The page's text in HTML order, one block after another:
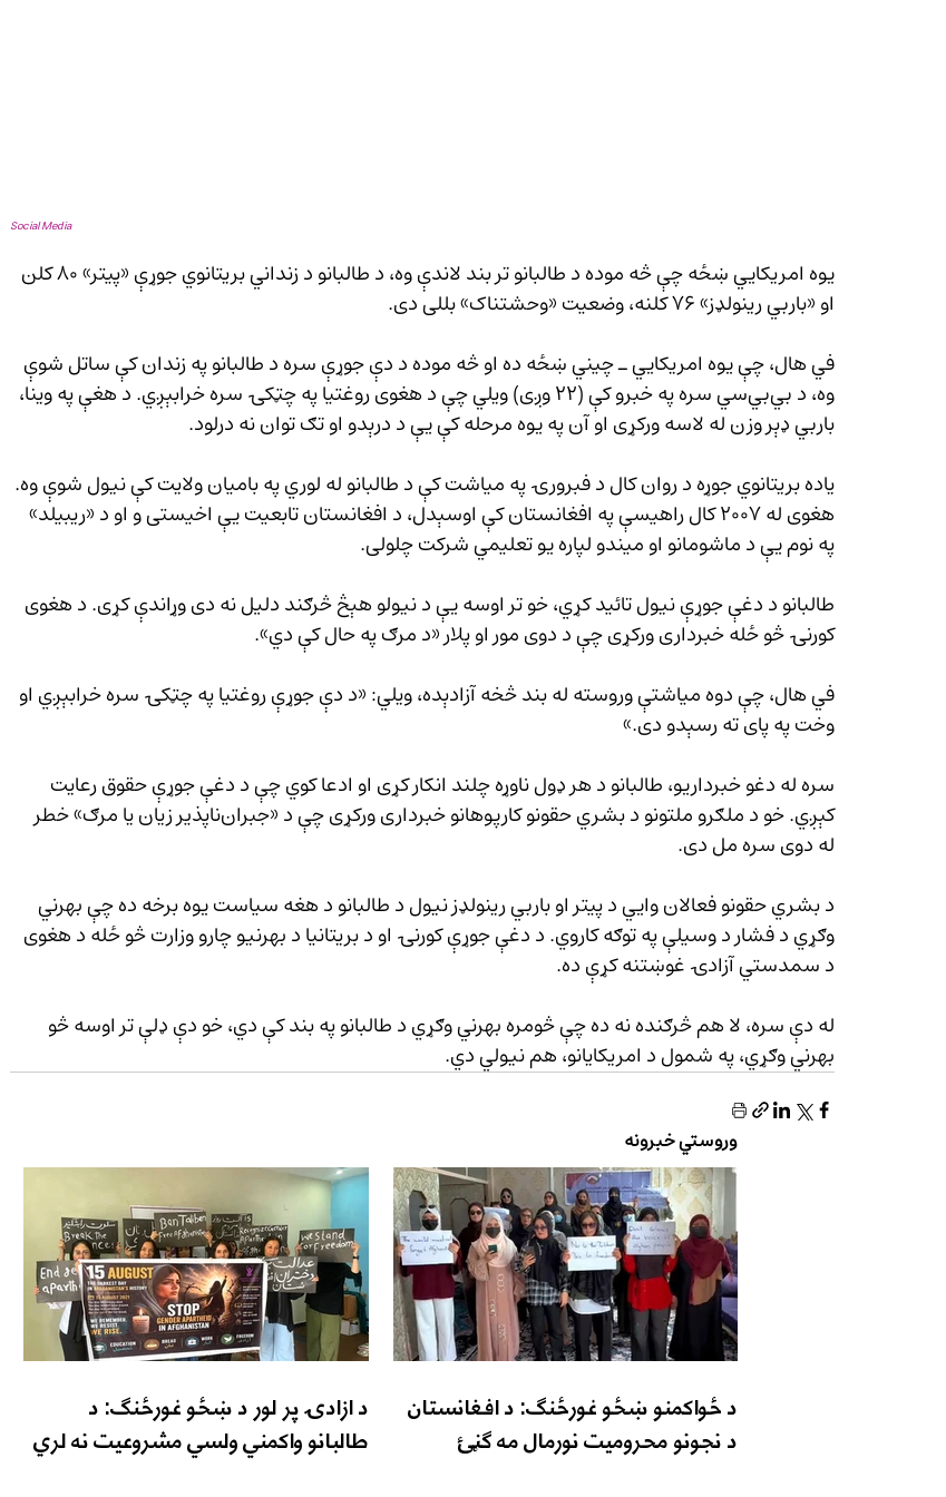
Social Media
یوه امریکايي ښځه چې څه موده د طالبانو تر بند لاندې وه، د طالبانو د زنداني بریتانوي جوړې «پیتر» ۸۰ کلن
او «باربي رینولډز» ۷۶ کلنه، وضعیت «وحشتناک» بللی دی.
في هال، چې یوه امریکايي ـ چيني ښځه ده او څه موده د دې جوړې سره د طالبانو په زندان کې ساتل شوې
وه، د بي‌بي‌سي سره په خبرو کې (۲۲ وږی) ویلي چې د هغوی روغتیا په چټکۍ سره خرابېږي. د هغې په وینا،
باربي ډېر وزن له لاسه ورکړی او آن په یوه مرحله کې یې د درېدو او تګ توان نه درلود.
یاده بریتانوي جوړه د روان کال د فبرورۍ په میاشت کې د طالبانو له لوري په بامیان ولایت کې نیول شوې وه.
هغوی له ۲۰۰۷ کال راهیسې په افغانستان کې اوسېدل، د افغانستان تابعیت یې اخیستی و او د «ریبیلد»
په نوم یې د ماشومانو او میندو لپاره یو تعلیمي شرکت چلولی.
طالبانو د دغې جوړې نیول تائید کړي، خو تر اوسه یې د نیولو هېڅ څرګند دلیل نه دی وړاندې کړی. د هغوی
کورنۍ څو ځله خبرداری ورکړی چې د دوی مور او پلار «د مرګ په حال کې دي».
في هال، چې دوه میاشتې وروسته له بند څخه آزادېده، ویلي: «د دې جوړې روغتیا په چټکۍ سره خرابېږي او
وخت په پای ته رسېدو دی.»
سره له دغو خبرداریو، طالبانو د هر ډول ناوړه چلند انکار کړی او ادعا کوي چې د دغې جوړې حقوق رعایت
کېږي. خو د ملګرو ملتونو د بشري حقونو کارپوهانو خبرداری ورکړی چې د «جبران‌ناپذیر زیان یا مرګ» خطر
له دوی سره مل دی.
د بشري حقونو فعالان وایي د پیتر او باربي رینولډز نیول د طالبانو د هغه سیاست یوه برخه ده چې بهرني
وګړي د فشار د وسیلې په توګه کاروي. د دغې جوړې کورنۍ او د بریتانیا د بهرنیو چارو وزارت څو ځله د هغوی
د سمدستي آزادۍ غوښتنه کړې ده.
له دې سره، لا هم څرګنده نه ده چې څومره بهرني وګړي د طالبانو په بند کې دي، خو دې ډلې تر اوسه څو
بهرني وګړي، په شمول د امریکایانو، هم نیولي دي.
وروستي خبرونه
د ځواکمنو ښځو غورځنګ: د افغانستان
د نجونو محرومیت نورمال مه ګڼئ
د ازادۍ پر لور د ښځو غورځنګ: د
طالبانو واکمني ولسي مشروعیت نه لري